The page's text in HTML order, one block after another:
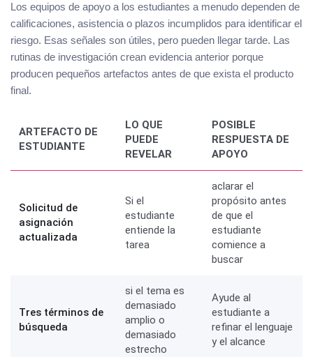
Los equipos de apoyo a los estudiantes a menudo dependen de
calificaciones, asistencia o plazos incumplidos para identificar el
riesgo. Esas señales son útiles, pero pueden llegar tarde. Las
rutinas de investigación crean evidencia anterior porque
producen pequeños artefactos antes de que exista el producto
final.
ARTEFACTO DE
ESTUDIANTE
LO QUE
PUEDE
REVELAR
POSIBLE
RESPUESTA DE
APOYO
Solicitud de
asignación
actualizada
Si el
estudiante
entiende la
tarea
aclarar el
propósito antes
de que el
estudiante
comience a
buscar
Tres términos de
búsqueda
si el tema es
demasiado
amplio o
demasiado
estrecho
Ayude al
estudiante a
refinar el lenguaje
y el alcance